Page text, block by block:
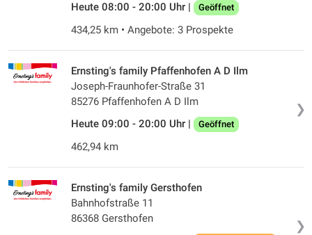
Heute 08:00 - 20:00 Uhr |
Geöffnet
434,25 km • Angebote: 3 Prospekte
❯
Ernsting's family Pfaffenhofen A D Ilm
Joseph-Fraunhofer-Straße 31
85276 Pfaffenhofen A D Ilm
Heute 09:00 - 20:00 Uhr |
Geöffnet
462,94 km
❯
Ernsting's family Gersthofen
Bahnhofstraße 11
86368 Gersthofen